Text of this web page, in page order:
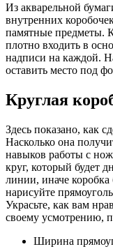
Из акварельной
внутренних
памятные предметы.
плотно входить в
надписи на каждой.
оставить место под
Круглая
Здесь показано, как
Насколько она
навыков работы с
круг, который будет
линии, иначе коробка
нарисуйте
Украсьте, как вам
своему усмотрению,
Ширина